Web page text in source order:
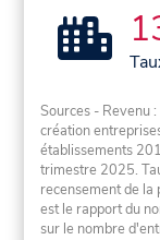
Sources - Revenu
création
établissements
trimestre 2025.
recensement de
est le rapport du
sur le nombre